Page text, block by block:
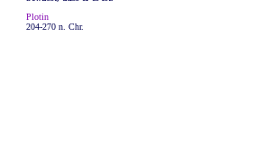
Plotin
204-270 n. Chr.